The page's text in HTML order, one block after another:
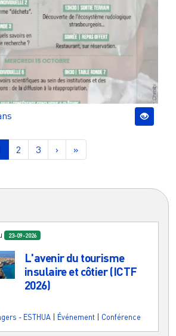
courante
Page
2 Page
3 Page suivante
› Dernière page
»
23-09-2026
L'avenir du tourisme
insulaire et côtier (ICTF
2026)
- ESTHUA Événement Conférence